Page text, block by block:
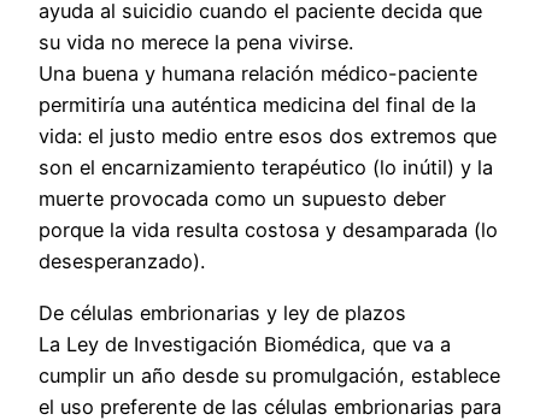
ayuda al suicidio cuando el paciente decida que
su vida no merece la pena vivirse.
Una buena y humana relación médico-paciente
permitiría una auténtica medicina del final de la
vida: el justo medio entre esos dos extremos que
son el encarnizamiento terapéutico (lo inútil) y la
muerte provocada como un supuesto deber
porque la vida resulta costosa y desamparada (lo
desesperanzado).
De células embrionarias y ley de plazos
La Ley de Investigación Biomédica, que va a
cumplir un año desde su promulgación, establece
el uso preferente de las células embrionarias para